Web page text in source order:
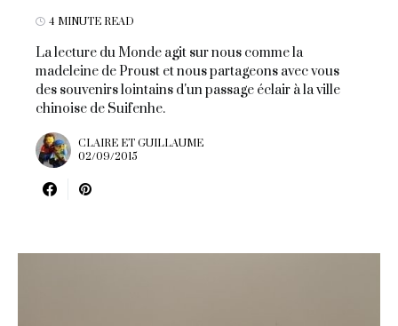
4 MINUTE READ
La lecture du Monde agit sur nous comme la
madeleine de Proust et nous partageons avec vous
des souvenirs lointains d'un passage éclair à la ville
chinoise de Suifenhe.
CLAIRE ET GUILLAUME
02/09/2015